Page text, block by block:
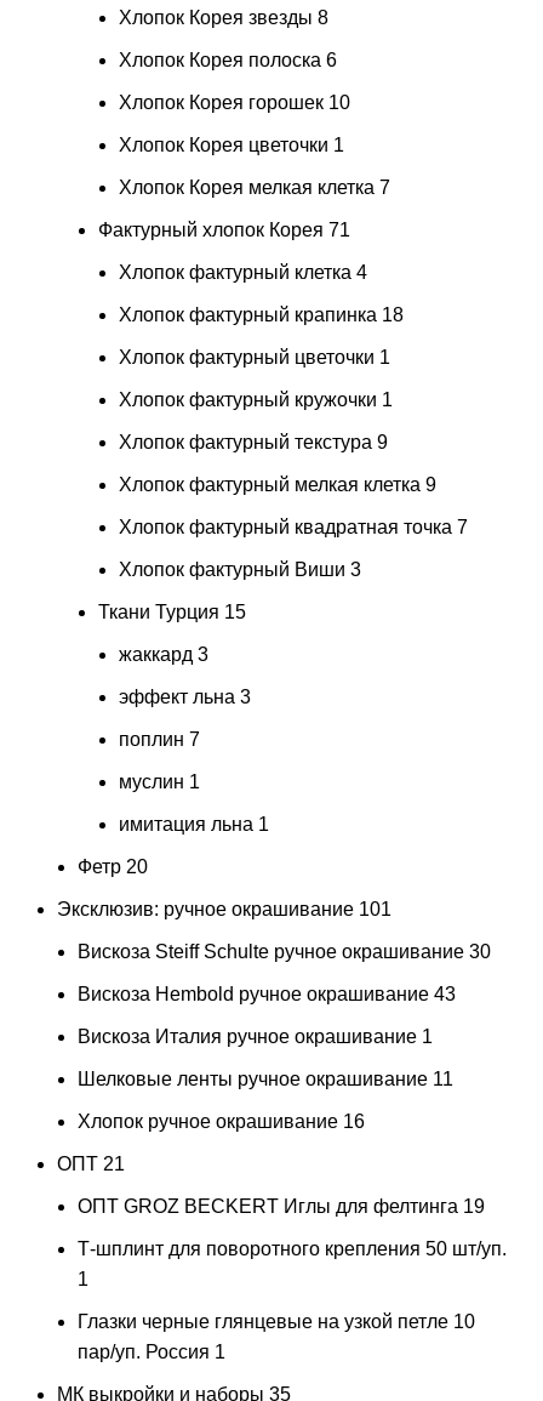
Хлопок Корея звезды 8
Хлопок Корея полоска 6
Хлопок Корея горошек 10
Хлопок Корея цветочки 1
Хлопок Корея мелкая клетка 7
Фактурный хлопок Корея 71
Хлопок фактурный клетка 4
Хлопок фактурный крапинка 18
Хлопок фактурный цветочки 1
Хлопок фактурный кружочки 1
Хлопок фактурный текстура 9
Хлопок фактурный мелкая клетка 9
Хлопок фактурный квадратная точка 7
Хлопок фактурный Виши 3
Ткани Турция 15
жаккард 3
эффект льна 3
поплин 7
муслин 1
имитация льна 1
Фетр 20
Эксклюзив: ручное окрашивание 101
Вискоза Steiff Schulte ручное окрашивание 30
Вискоза Hembold ручное окрашивание 43
Вискоза Италия ручное окрашивание 1
Шелковые ленты ручное окрашивание 11
Хлопок ручное окрашивание 16
ОПТ 21
ОПТ GROZ BECKERT Иглы для фелтинга 19
Т-шплинт для поворотного крепления 50 шт/уп.
1
Глазки черные глянцевые на узкой петле 10
пар/уп. Россия 1
МК выкройки и наборы 35